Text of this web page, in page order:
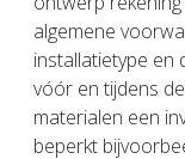
algemene
installatietype en
vóór en tijdens
materialen een
beperkt